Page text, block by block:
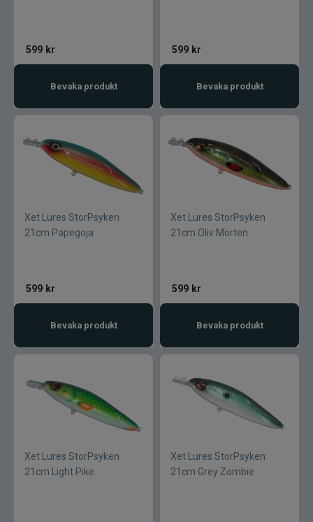
Dometic
Drennan
Eiger
Lamson - Waterworks
LMP
Loop
599 kr
Bevaka produkt
599 kr
Bevaka produkt
Xet Lures StorPsyken
21cm Papegoja
599 kr
Bevaka produkt
Xet Lures StorPsyken
21cm Oliv Mörten
599 kr
Bevaka produkt
Xet Lures StorPsyken
21cm Light Pike
Xet Lures StorPsyken
21cm Grey Zombie